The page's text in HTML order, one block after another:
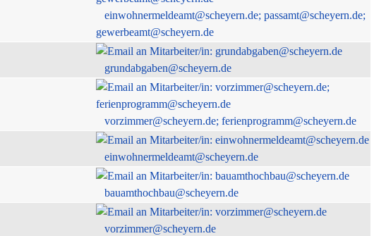
einwohnermeldeamt@scheyern.de; passamt@scheyern.de;
gewerbeamt@scheyern.de
grundabgaben@scheyern.de
vorzimmer@scheyern.de; ferienprogramm@scheyern.de
einwohnermeldeamt@scheyern.de
bauamthochbau@scheyern.de
vorzimmer@scheyern.de